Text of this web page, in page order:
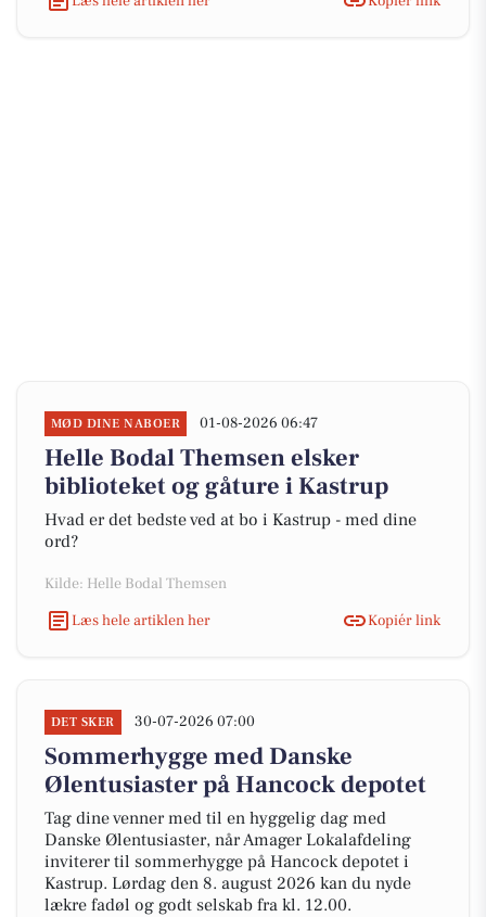
MØD DINE NABOER 01-08-2026 06:47
Helle Bodal Themsen elsker
biblioteket og gåture i Kastrup
Hvad er det bedste ved at bo i Kastrup - med dine
ord?
Kilde: Helle Bodal Themsen
Læs hele artiklen her
Kopiér link
DET SKER 30-07-2026 07:00
Sommerhygge med Danske
Ølentusiaster på Hancock depotet
Tag dine venner med til en hyggelig dag med
Danske Ølentusiaster, når Amager Lokalafdeling
inviterer til sommerhygge på Hancock depotet i
Kastrup. Lørdag den 8. august 2026 kan du nyde
lækre fadøl og godt selskab fra kl. 12.00.